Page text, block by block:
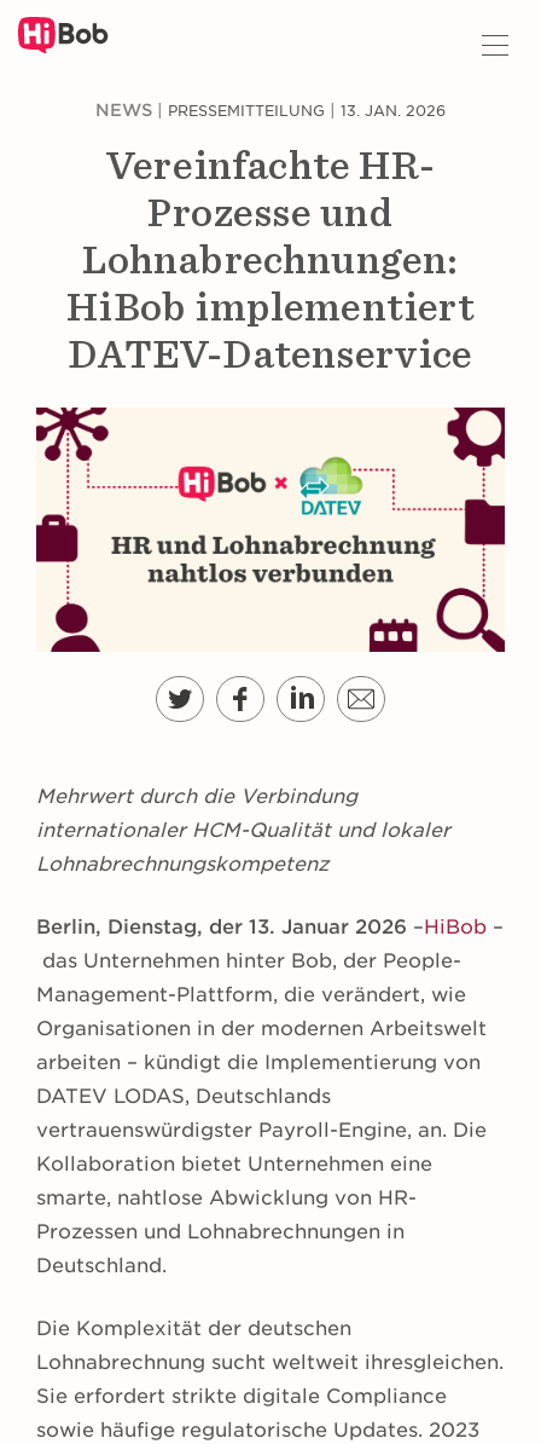
NEWS | PRESSEMITTEILUNG | 13. JAN. 2026
Vereinfachte HR-
Prozesse und
Lohnabrechnungen:
HiBob implementiert
DATEV-Datenservice
Mehrwert durch die Verbindung
internationaler HCM-Qualität und lokaler
Lohnabrechnungskompetenz
Berlin, Dienstag, der 13. Januar 2026 –HiBob –
das Unternehmen hinter Bob, der People-
Management-Plattform, die verändert, wie
Organisationen in der modernen Arbeitswelt
arbeiten – kündigt die Implementierung von
DATEV LODAS, Deutschlands
vertrauenswürdigster Payroll-Engine, an. Die
Kollaboration bietet Unternehmen eine
smarte, nahtlose Abwicklung von HR-
Prozessen und Lohnabrechnungen in
Deutschland.
Die Komplexität der deutschen
Lohnabrechnung sucht weltweit ihresgleichen.
Sie erfordert strikte digitale Compliance
sowie häufige regulatorische Updates. 2023